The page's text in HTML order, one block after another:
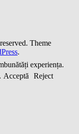
Theme
.
experiența.
Acceptă
Reject